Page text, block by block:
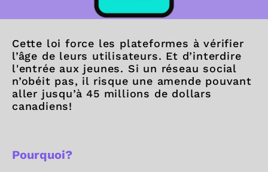
Cette loi force les plateformes à vérifier
l’âge de leurs utilisateurs. Et d’interdire
l'entrée aux jeunes. Si un réseau social
n’obéit pas, il risque une amende pouvant
aller jusqu’à 45 millions de dollars
canadiens!
Pourquoi?